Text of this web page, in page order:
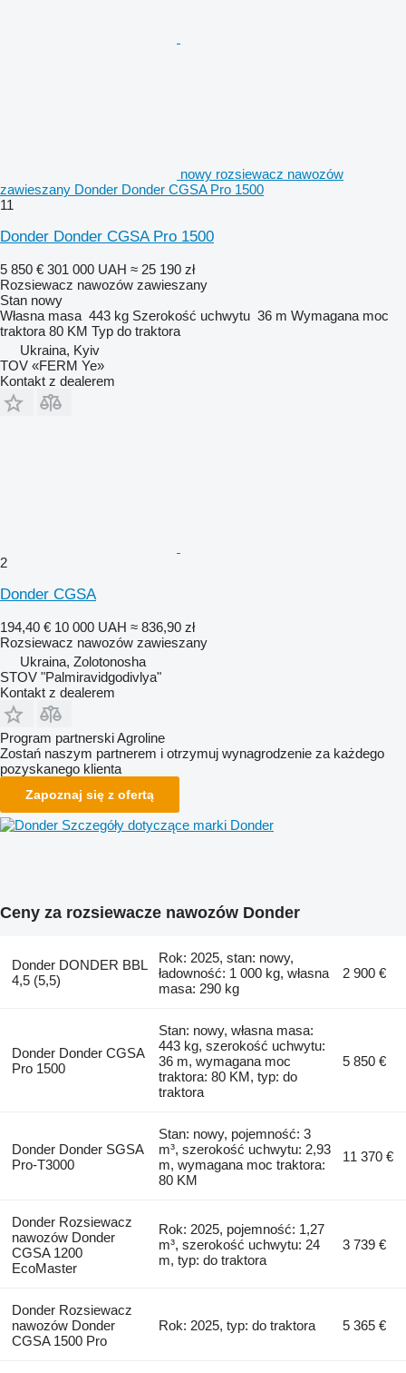
nowy rozsiewacz nawozów
zawieszany Donder Donder CGSA Pro 1500
11
Donder Donder CGSA Pro 1500
5 850 € 301 000 UAH ≈ 25 190 zł
Rozsiewacz nawozów zawieszany
Stan nowy
Własna masa 443 kg Szerokość uchwytu 36 m Wymagana moc
traktora 80 KM Typ do traktora
Ukraina, Kyiv
TOV «FERM Ye»
Kontakt z dealerem
2
Donder CGSA
194,40 € 10 000 UAH ≈ 836,90 zł
Rozsiewacz nawozów zawieszany
Ukraina, Zolotonosha
STOV "Palmiravidgodivlya"
Kontakt z dealerem
Program partnerski Agroline
Zostań naszym partnerem i otrzymuj wynagrodzenie za każdego
pozyskanego klienta
Zapoznaj się z ofertą
Szczegóły dotyczące marki Donder
Ceny za rozsiewacze nawozów Donder
Donder DONDER BBL
4,5 (5,5)
Rok: 2025, stan: nowy,
ładowność: 1 000 kg, własna
masa: 290 kg
2 900 €
Donder Donder CGSA
Pro 1500
Stan: nowy, własna masa:
443 kg, szerokość uchwytu:
36 m, wymagana moc
traktora: 80 KM, typ: do
traktora
5 850 €
Donder Donder SGSA
Pro-T3000
Stan: nowy, pojemność: 3
m³, szerokość uchwytu: 2,93
m, wymagana moc traktora:
80 KM
11 370 €
Donder Rozsiewacz
nawozów Donder
CGSA 1200
EcoMaster
Rok: 2025, pojemność: 1,27
m³, szerokość uchwytu: 24
m, typ: do traktora
3 739 €
Donder Rozsiewacz
nawozów Donder
CGSA 1500 Pro
Rok: 2025, typ: do traktora 5 365 €